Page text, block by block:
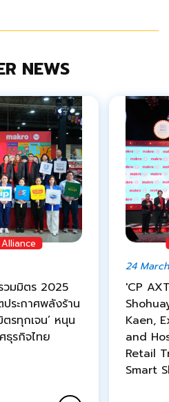
NEWS
วมมิตร 2025
ระกาศพลังร้าน
รทุกเจน’ หนุน
ธุรกิจไทย
24
'CP
Kaen,
and
Retail
Smart